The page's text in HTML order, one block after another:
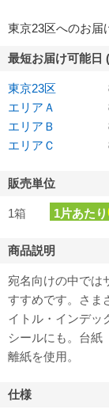
東京23区へのお届
最短お届け可能日
東京23区
エリアＡ
エリアＢ
エリアＣ
販売単位
1箱 1片あたり
商品説明
宛名向けの中では
すすめです。さま
イトル・インデッ
シールにも。台紙
離紙を使用。
仕様